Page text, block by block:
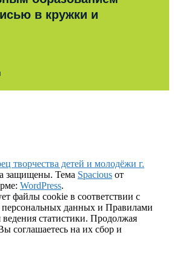
в кружки и
творчества детей и молодёжи г.
защищены. Тема Spacious от
WordPress.
файлы cookie в соответствии с
данных и Правилами
статистики. Продолжая
соглашаетесь на их сбор и